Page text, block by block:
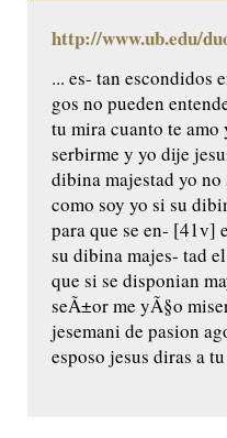
http://www.ub.edu/
... es- tan escondidos
gos no pueden
tu mira cuanto te amo
serbirme y yo dije
dibina majestad yo
como soy yo si su
para que se en- [41v]
su dibina majes- tad
que si se disponian
seÃ±or me yÃ§o
jesemani de pasion
esposo jesus diras a